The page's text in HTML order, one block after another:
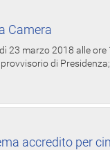
Camera
23 marzo 2018 alle
di
accredito per